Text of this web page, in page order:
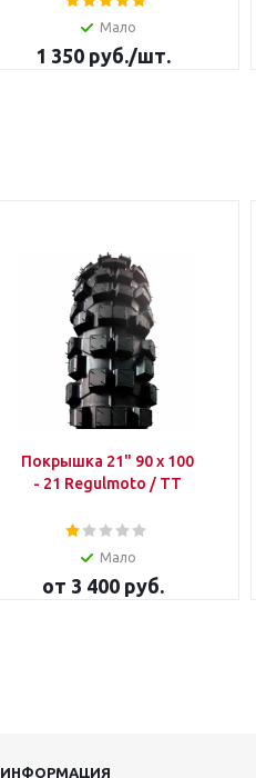
Мало
1 350 руб./шт.
Покрышка 21" 90 x 100
- 21 Regulmoto / TT
Мало
от 3 400 руб.
ИНФОРМАЦИЯ